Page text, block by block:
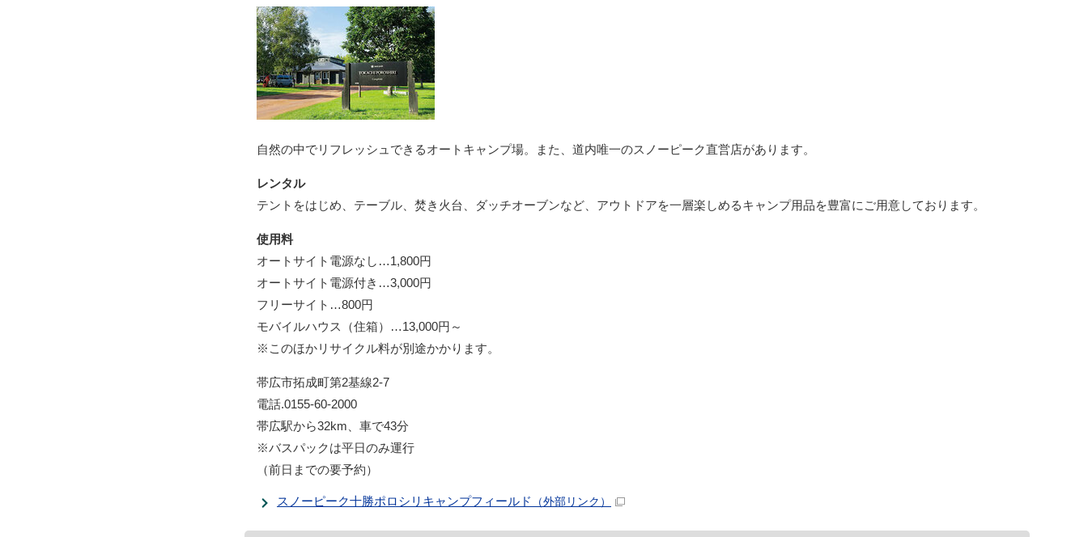
自然の中でリフレッシュできるオートキャンプ場。また、道内唯一のスノーピーク直営店があります。
レンタル
テントをはじめ、テーブル、焚き火台、ダッチオーブンなど、アウトドアを一層楽しめるキャンプ用品を豊富にご用意しております。
使用料
オートサイト電源なし…1,800円
オートサイト電源付き…3,000円
フリーサイト…800円
モバイルハウス（住箱）…13,000円～
※このほかリサイクル料が別途かかります。
帯広市拓成町第2基線2-7
電話.0155-60-2000
帯広駅から32km、車で43分
※バスパックは平日のみ運行
（前日までの要予約）
スノーピーク十勝ポロシリキャンプフィールド （外部リンク）